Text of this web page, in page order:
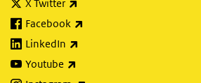
X Twitter
Facebook
LinkedIn
Youtube